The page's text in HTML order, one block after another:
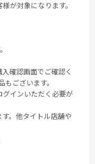
が対象になります。
確認画面でご確認く
ございます。
インいただく必要が
。他タイトル店舗や